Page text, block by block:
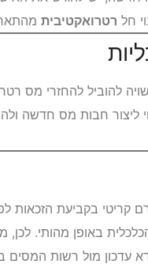
חל רטרואקטיבית
להוביל להחזרי מס רטרואקטיביים עד 6 שנים
ליצור חבות מס חדשה
קריטי בקביעת
באופן מהותי. לכן,
עדכון מול רשות המסים